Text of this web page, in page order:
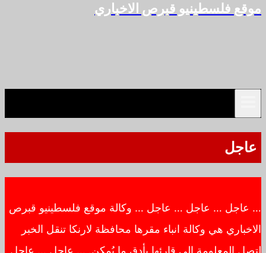
موقع فلسطينيو قبرص الاخباري
عاجل
… عاجل … عاجل … عاجل … وكالة موقع فلسطينيو قبرص
الاخباري هي وكالة انباء مقرها محافظة لارنكا تنقل الخبر
لتصل المعلومة إلى قارئها بأدق ما يُمكن. … عاجل … عاجل